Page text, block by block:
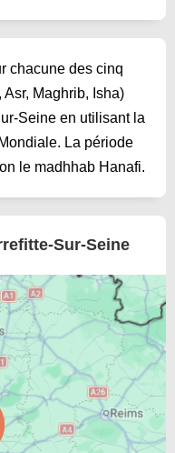
chacune des cinq
Maghrib, Isha)
Seine en utilisant la
La période
le madhhab Hanafi.
Sur-Seine